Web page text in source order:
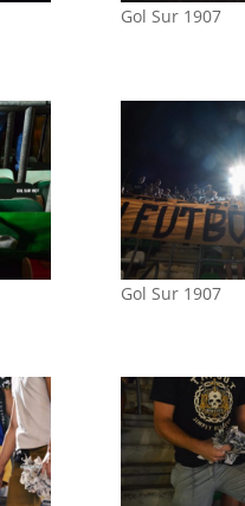
Gol Sur 1907
Gol Sur 1907